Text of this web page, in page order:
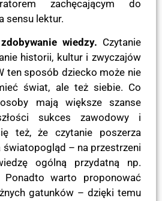
zachęcającym do
sensu lektur.
wiedzy. Czytanie
historii, kultur i zwyczajów
ten sposób dziecko może nie
świat, ale też siebie. Co
mają większe szanse
sukces zawodowy i
też, że czytanie poszerza
światopogląd – na przestrzeni
ogólną przydatną np.
Ponadto warto proponować
gatunków – dzięki temu